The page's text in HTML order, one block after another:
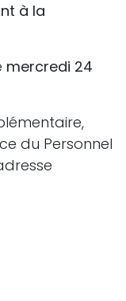
à la
mercredi 24
du Personnel